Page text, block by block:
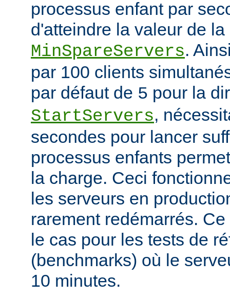
processus enfant par
d'atteindre la valeur de
MinSpareServers.
par 100 clients
par défaut de 5 pour la
StartServers,
secondes pour lancer
processus enfants
la charge. Ceci
les serveurs en
rarement redémarrés.
le cas pour les tests de
(benchmarks) où le
10 minutes.